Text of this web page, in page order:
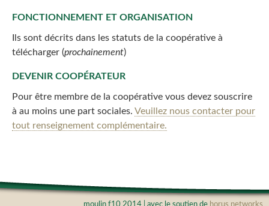
FONCTIONNEMENT ET ORGANISATION
Ils sont décrits dans les statuts de la coopérative à
télécharger (prochainement)
DEVENIR COOPÉRATEUR
Pour être membre de la coopérative vous devez souscrire
à au moins une part sociales. Veuillez nous contacter pour
tout renseignement complémentaire.
moulin f10 2014 | avec le soutien de horus networks